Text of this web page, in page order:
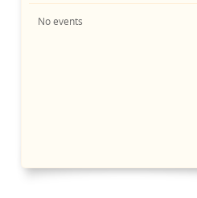
No events